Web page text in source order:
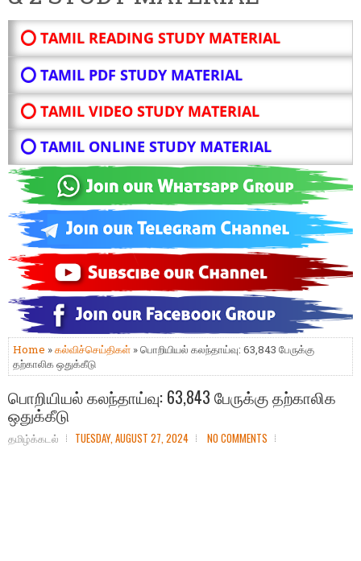
⭕ TAMIL READING STUDY MATERIAL
⭕ TAMIL PDF STUDY MATERIAL
⭕ TAMIL VIDEO STUDY MATERIAL
⭕ TAMIL ONLINE STUDY MATERIAL
Home »கல்விச்செய்திகள் » பொறியியல் கலந்தாய்வு: 63,843 பேருக்கு
தற்காலிக ஒதுக்கீடு
பொறியியல் கலந்தாய்வு: 63,843 பேருக்கு தற்காலிக
ஒதுக்கீடு
தமிழ்க்கடல் TUESDAY, AUGUST 27, 2024 NO COMMENTS